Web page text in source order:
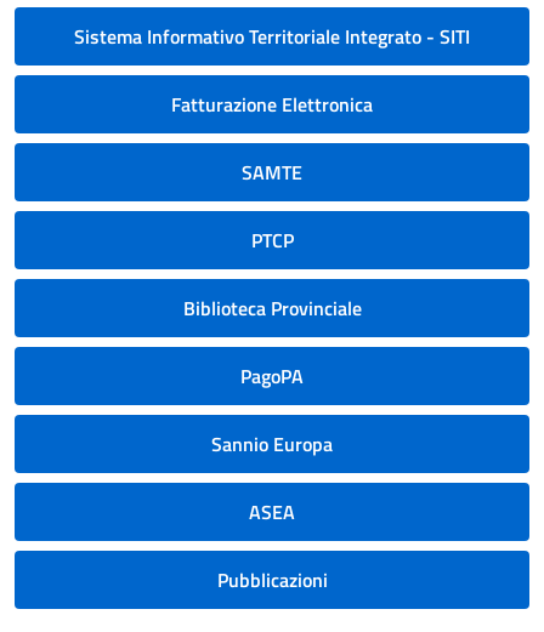
Sistema Informativo Territoriale Integrato - SITI
Fatturazione Elettronica
SAMTE
PTCP
Biblioteca Provinciale
PagoPA
Sannio Europa
ASEA
Pubblicazioni